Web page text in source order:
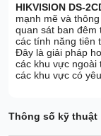
HIKVISION DS-
mạnh mẽ và
quan sát ban đêm
các tính năng tiên
Đây là giải pháp
các khu vực
các khu vực có
Thông số kỹ thuật